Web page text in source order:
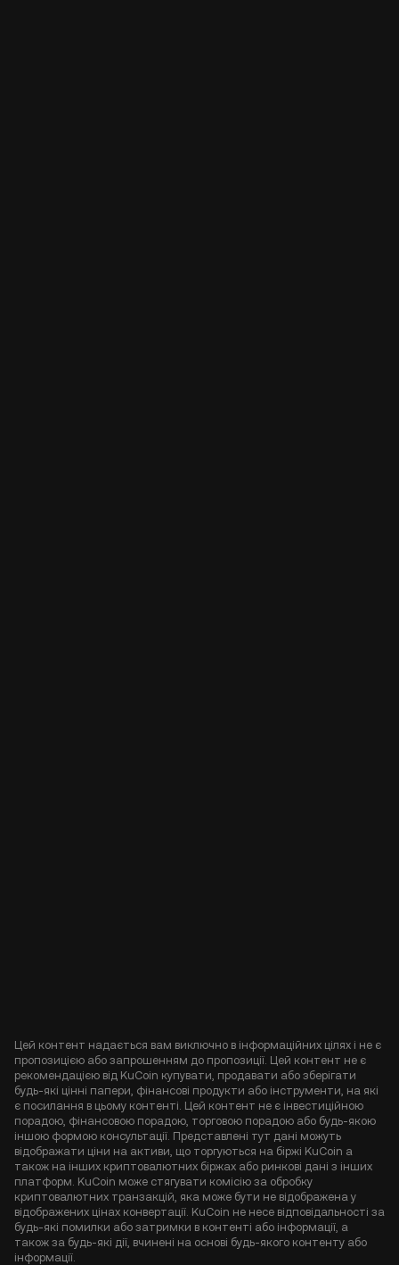
Цей контент надається вам виключно в інформаційних цілях і не є
пропозицією або запрошенням до пропозиції. Цей контент не є
рекомендацією від KuCoin купувати, продавати або зберігати
будь-які цінні папери, фінансові продукти або інструменти, на які
є посилання в цьому контенті. Цей контент не є інвестиційною
порадою, фінансовою порадою, торговою порадою або будь-якою
іншою формою консультації. Представлені тут дані можуть
відображати ціни на активи, що торгуються на біржі KuCoin а
також на інших криптовалютних біржах або ринкові дані з інших
платформ. KuCoin може стягувати комісію за обробку
криптовалютних транзакцій, яка може бути не відображена у
відображених цінах конвертації. KuCoin не несе відповідальності за
будь-які помилки або затримки в контенті або інформації, а
також за будь-які дії, вчинені на основі будь-якого контенту або
інформації.